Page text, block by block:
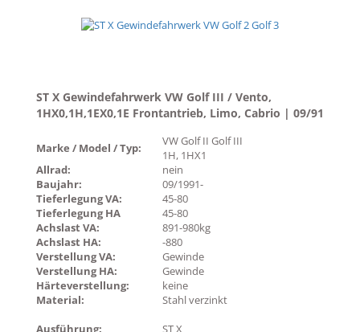
ST X Gewindefahrwerk VW Golf III / Vento,
1HX0,1H,1EX0,1E Frontantrieb, Limo, Cabrio | 09/91
Marke / Model / Typ:
VW Golf II Golf III
1H, 1HX1
Allrad:
nein
Baujahr:
09/1991-
Tieferlegung VA:
45-80
Tieferlegung HA
45-80
Achslast VA:
891-980kg
Achslast HA:
-880
Verstellung VA:
Gewinde
Verstellung HA:
Gewinde
Härteverstellung:
keine
Material:
Stahl verzinkt
Ausführung:
ST X